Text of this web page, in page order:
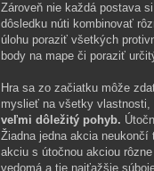
Zároveň nie každá postava
dôsledku núti kombinovať
úlohu poraziť všetkých
body na mape či poraziť
Hra sa zo začiatku môže
myslieť na všetky
veľmi dôležitý pohyb.
Žiadna jedna akcia
akciu s útočnou akciou
vedomá a tie najťažšie